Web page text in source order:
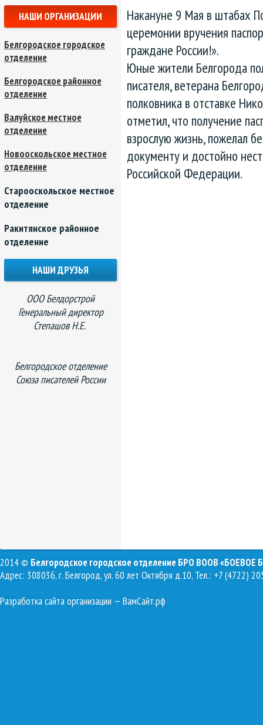
Накануне 9 Мая в штабах
церемонии вручения
граждане России!».
Юные жители Белгорода
писателя, ветерана
полковника в отставке
отметил, что получение
взрослую жизнь, пожелал
документу и достойно
Российской Федерации.
НАШИ ОРГАНИЗАЦИИ
Белгородское городское
отделение
Белгородское районное
отделение
Валуйское местное
отделение
Новооскольское местное
отделение
Старооскольское местное
отделение
Ракитянское районное
отделение
НАШИ ДРУЗЬЯ
ООО Белдорстрой
Генеральный директор
Степашов Н.Е.
Белгородское отделение
Союза писателей России
2014 © Белгородское городское отделение БРО ВООВ «БОЕВОЕ
Адрес: 308036, г. Белгород, ул. 60 лет Октября д.10, Тел.: +7 (4722)
Разработка сайта организации — ВамСайт.рф